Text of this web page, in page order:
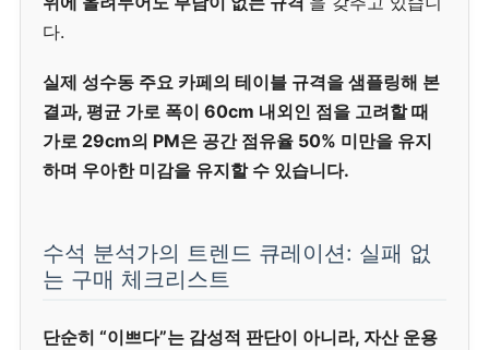
다.
실제 성수동 주요 카페의 테이블 규격을 샘플링해 본
결과, 평균 가로 폭이 60cm 내외인 점을 고려할 때
가로 29cm의 PM은 공간 점유율 50% 미만을 유지
하며 우아한 미감을 유지할 수 있습니다.
수석 분석가의 트렌드 큐레이션: 실패 없
는 구매 체크리스트
단순히 “이쁘다”는 감성적 판단이 아니라, 자산 운용